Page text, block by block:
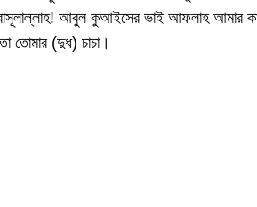
আবুল কুআইসের ভাই আফলাহ আমার
তোমার (দুধ) চাচা।